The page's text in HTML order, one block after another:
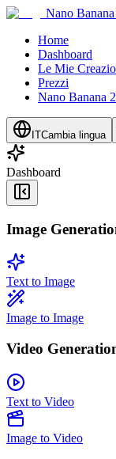
Nano Banana
Home
Dashboard
Le Mie
Prezzi
Nano Banana
ITCambia lingua
Dashboard
Image
Text to Image
Image to Image
Video
Text to Video
Image to Video